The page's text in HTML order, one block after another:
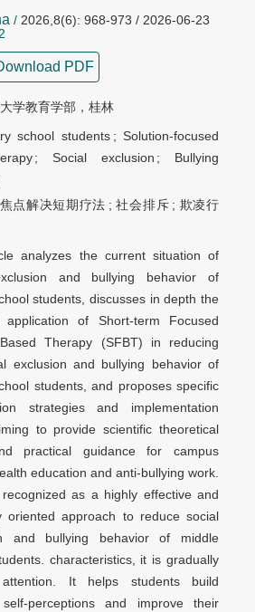
/ 2026,8(6): 968-973 / 2026-06-23
PDF
学教育学部，桂林
school students ; Solution-focused
; Social exclusion ; Bullying
焦点解决短期疗法 ;社会排斥 ; 欺凌行
analyzes the current situation of
and bullying behavior of
students, discusses in depth the
application of Short-term Focused
Based Therapy (SFBT) in reducing
exclusion and bullying behavior of
students, and proposes specific
strategies and implementation
to provide scientific theoretical
practical guidance for campus
education and anti-bullying work.
as a highly effective and
oriented approach to reduce social
and bullying behavior of middle
characteristics, it is gradually
It helps students build
perceptions and improve their